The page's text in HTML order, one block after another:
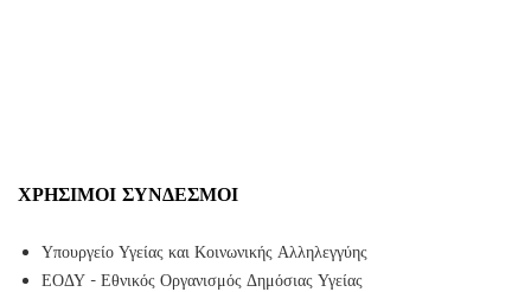
ΧΡΉΣΙΜΟΙ ΣΎΝΔΕΣΜΟΙ
Υπουργείο Υγείας και Κοινωνικής Αλληλεγγύης
ΕΟΔΥ - Εθνικός Οργανισμός Δημόσιας Υγείας